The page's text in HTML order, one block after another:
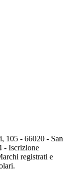
105 - 66020 - San
- Iscrizione
registrati e